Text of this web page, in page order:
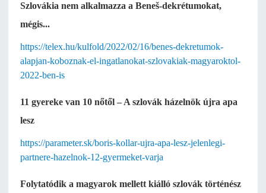
Szlovákia nem alkalmazza a Beneš-dekrétumokat,
mégis...
https://telex.hu/kulfold/2022/02/16/benes-dekretumok-
alapjan-koboznak-el-ingatlanokat-szlovakiak-magyaroktol-
2022-ben-is
11 gyereke van 10 nőtől – A szlovák házelnök újra apa
lesz
https://parameter.sk/boris-kollar-ujra-apa-lesz-jelenlegi-
partnere-hazelnok-12-gyermeket-varja
Folytatódik a magyarok mellett kiálló szlovák történész